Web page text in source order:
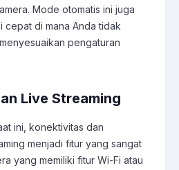
Mode otomatis ini juga
cepat di mana Anda tidak
pengaturan
Live Streaming
ini, konektivitas dan
menjadi fitur yang sangat
yang memiliki fitur Wi-Fi atau